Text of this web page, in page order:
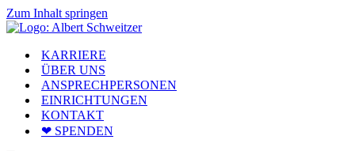
Zum Inhalt springen
KARRIERE
ÜBER UNS
ANSPRECHPERSONEN
EINRICHTUNGEN
KONTAKT
❤ SPENDEN